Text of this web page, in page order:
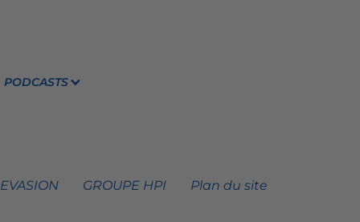
PODCASTS
GROUPE HPI Plan du site